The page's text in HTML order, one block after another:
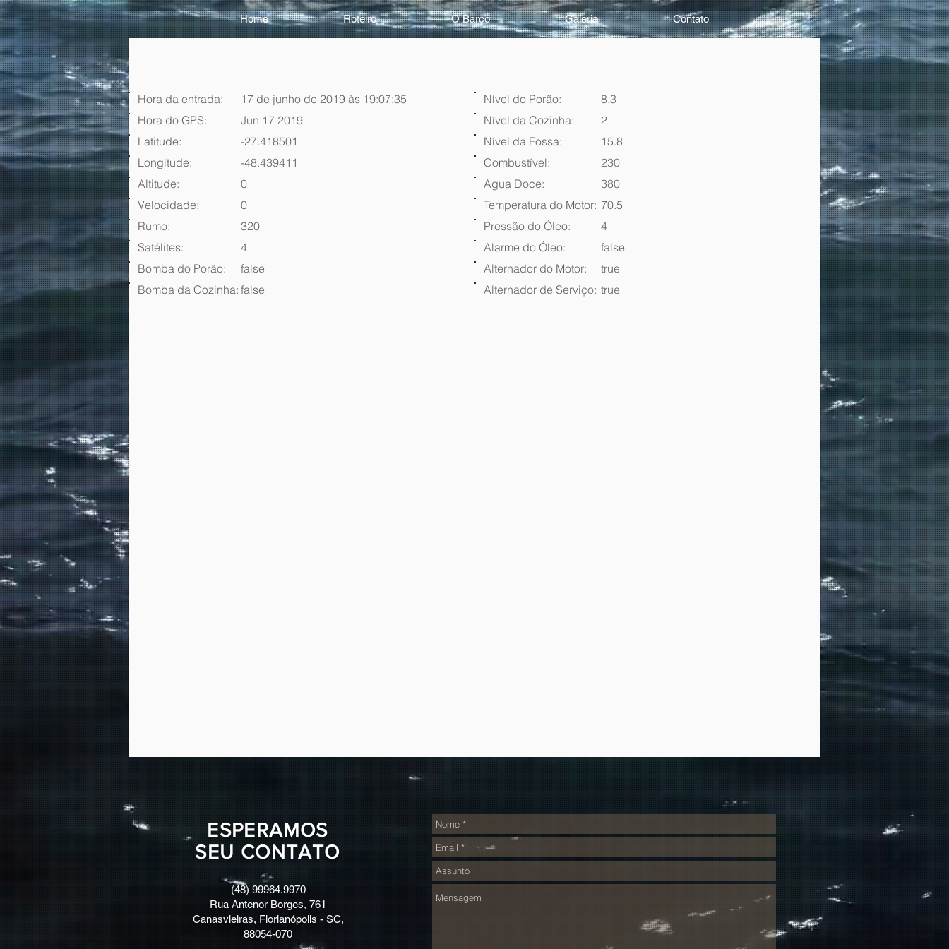
Home Roteiro O Barco Galeria Contato
Hora da entrada:
17 de junho de 2019 às 19:07:35
Hora do GPS:
Jun 17 2019
Latitude:
-27.418501
Longitude:
-48.439411
Altitude:
0
Velocidade:
0
Rumo:
320
Satélites:
4
Bomba do Porão:
false
Bomba da Cozinha: false
Nível do Porão:
8.3
Nível da Cozinha:
2
Nível da Fossa:
15.8
Combustível:
230
Agua Doce:
380
Temperatura do Motor: 70.5
Pressão do Óleo:
4
Alarme do Óleo:
false
Alternador do Motor:
true
Alternador de Serviço: true
ESPERAMOS
SEU CONTATO
(48) 99964.9970
Rua Antenor Borges, 761
Canasvieiras, Florianópolis - SC,
88054-070